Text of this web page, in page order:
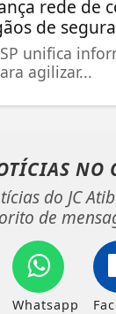
rede de
de
unifica
agilizar...
NO
do JC
de
Whatsapp